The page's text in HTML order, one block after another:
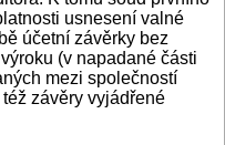
usnesení valné
účetní závěrky bez
(v napadané části
mezi společností
závěry vyjádřené